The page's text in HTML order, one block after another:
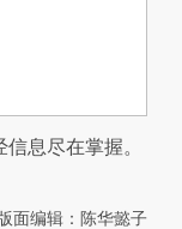
息尽在掌握。
面编辑：陈华懿子